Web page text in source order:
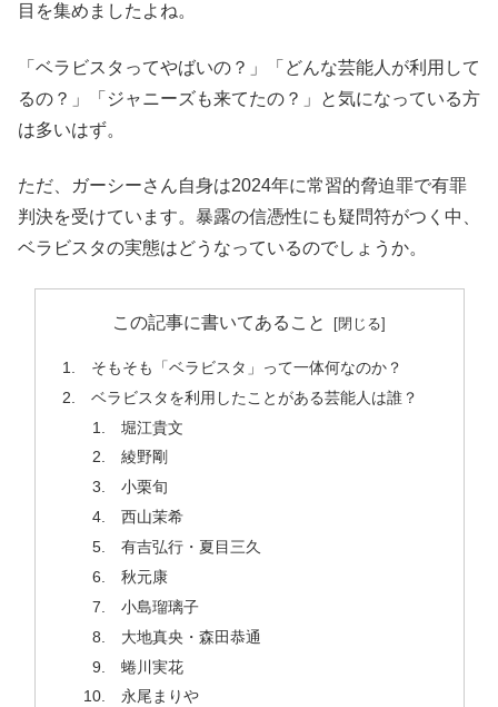
目を集めましたよね。
「ベラビスタってやばいの？」「どんな芸能人が利用して
るの？」「ジャニーズも来てたの？」と気になっている方
は多いはず。
ただ、ガーシーさん自身は2024年に常習的脅迫罪で有罪
判決を受けています。暴露の信憑性にも疑問符がつく中、
ベラビスタの実態はどうなっているのでしょうか。
この記事に書いてあること
そもそも「ベラビスタ」って一体何なのか？
ベラビスタを利用したことがある芸能人は誰？
堀江貴文
綾野剛
小栗旬
西山茉希
有吉弘行・夏目三久
秋元康
小島瑠璃子
大地真央・森田恭通
蜷川実花
永尾まりや